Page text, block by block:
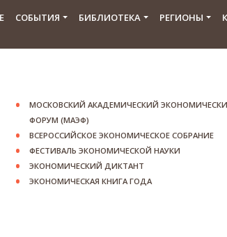
СОБЫТИЯ БИБЛИОТЕКА РЕГИОНЫ
МОСКОВСКИЙ АКАДЕМИЧЕСКИЙ
ФОРУМ (МАЭФ)
ВСЕРОССИЙСКОЕ ЭКОНОМИЧЕСКОЕ СОБРАНИЕ
ФЕСТИВАЛЬ ЭКОНОМИЧЕСКОЙ НАУКИ
ЭКОНОМИЧЕСКИЙ ДИКТАНТ
ЭКОНОМИЧЕСКАЯ КНИГА ГОДА